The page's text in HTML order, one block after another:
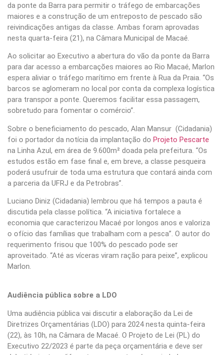
da ponte da Barra para permitir o tráfego de embarcações
maiores e a construção de um entreposto de pescado são
reivindicações antigas da classe. Ambas foram aprovadas
nesta quarta-feira (21), na Câmara Municipal de Macaé.
Ao solicitar ao Executivo a abertura do vão da ponte da Barra
para dar acesso a embarcações maiores ao Rio Macaé, Marlon
espera aliviar o tráfego marítimo em frente à Rua da Praia. “Os
barcos se aglomeram no local por conta da complexa logística
para transpor a ponte. Queremos facilitar essa passagem,
sobretudo para fomentar o comércio”.
Sobre o beneficiamento do pescado, Alan Mansur (Cidadania)
foi o portador da notícia da implantação do Projeto Pescarte
na Linha Azul, em área de 9.600m² doada pela prefeitura. “Os
estudos estão em fase final e, em breve, a classe pesqueira
poderá usufruir de toda uma estrutura que contará ainda com
a parceria da UFRJ e da Petrobras”.
Luciano Diniz (Cidadania) lembrou que há tempos a pauta é
discutida pela classe política. “A iniciativa fortalece a
economia que caracterizou Macaé por longos anos e valoriza
o ofício das famílias que trabalham com a pesca”. O autor do
requerimento frisou que 100% do pescado pode ser
aproveitado. “Até as víceras viram ração para peixe”, explicou
Marlon.
Audiência pública sobre a LDO
Uma audiência pública vai discutir a elaboração da Lei de
Diretrizes Orçamentárias (LDO) para 2024 nesta quinta-feira
(22), às 10h, na Câmara de Macaé. O Projeto de Lei (PL) do
Executivo 22/2023 é parte da peça orçamentária e deve ser